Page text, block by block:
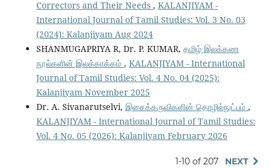
Correctors and Their Needs , KALANJIYAM -
International Journal of Tamil Studies: Vol. 3 No. 03
(2024): Kalanjiyam Aug 2024
SHANMUGAPRIYA R, Dr. P. KUMAR, தமிழ் இலக்கண
நூல்களின் இலக்காக்கம் , KALANJIYAM - International
Journal of Tamil Studies: Vol. 4 No. 04 (2025):
Kalanjiyam November 2025
Dr. A. Sivanarutselvi, இசைக்கருவிகளின் தொழில்நுட்பம் ,
KALANJIYAM - International Journal of Tamil Studies:
Vol. 4 No. 05 (2026): Kalanjiyam February 2026
1-10 of 207 NEXT